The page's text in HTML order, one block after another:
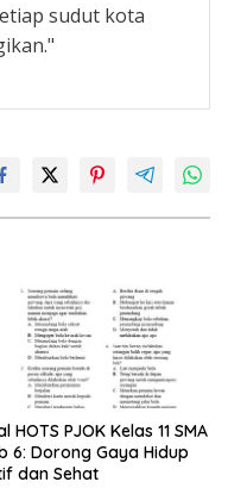
sudut kota
HOTS PJOK Kelas 11 SMA
6: Dorong Gaya Hidup
dan Sehat